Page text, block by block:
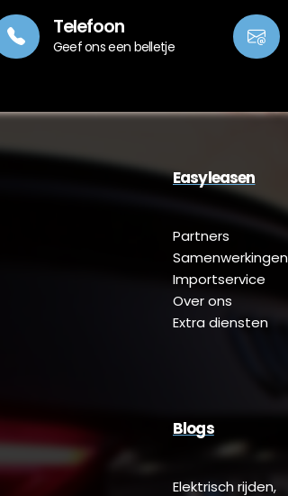
Telefoon
Geef ons een belletje
Easyleasen
Partners
Samenwerkingen
Importservice
Over ons
Extra diensten
Blogs
Elektrisch rijden,